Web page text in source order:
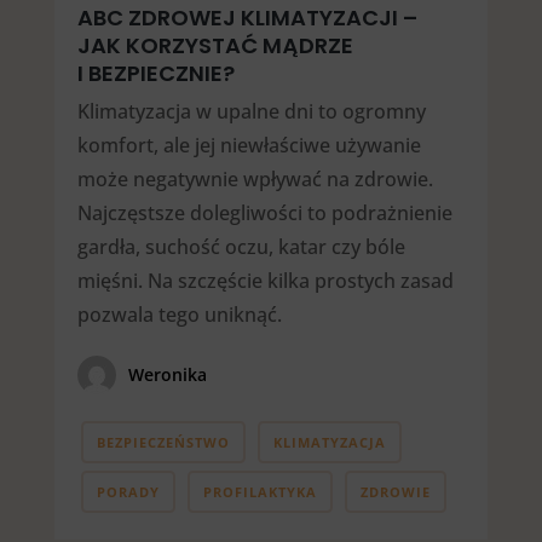
ABC ZDROWEJ KLIMATYZACJI –
JAK KORZYSTAĆ MĄDRZE
I BEZPIECZNIE?
Klimatyzacja w upalne dni to ogromny
komfort, ale jej niewłaściwe używanie
może negatywnie wpływać na zdrowie.
Najczęstsze dolegliwości to podrażnienie
gardła, suchość oczu, katar czy bóle
mięśni. Na szczęście kilka prostych zasad
pozwala tego uniknąć.
Weronika
BEZPIECZEŃSTWO KLIMATYZACJA
PORADY PROFILAKTYKA ZDROWIE